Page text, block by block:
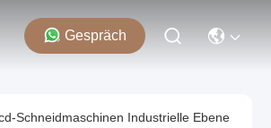
Gespräch
Schneidmaschinen Industrielle Ebene